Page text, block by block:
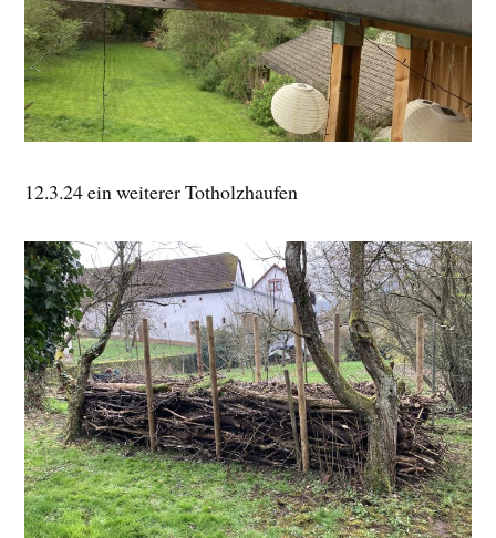
12.3.24 ein weiterer Totholzhaufen